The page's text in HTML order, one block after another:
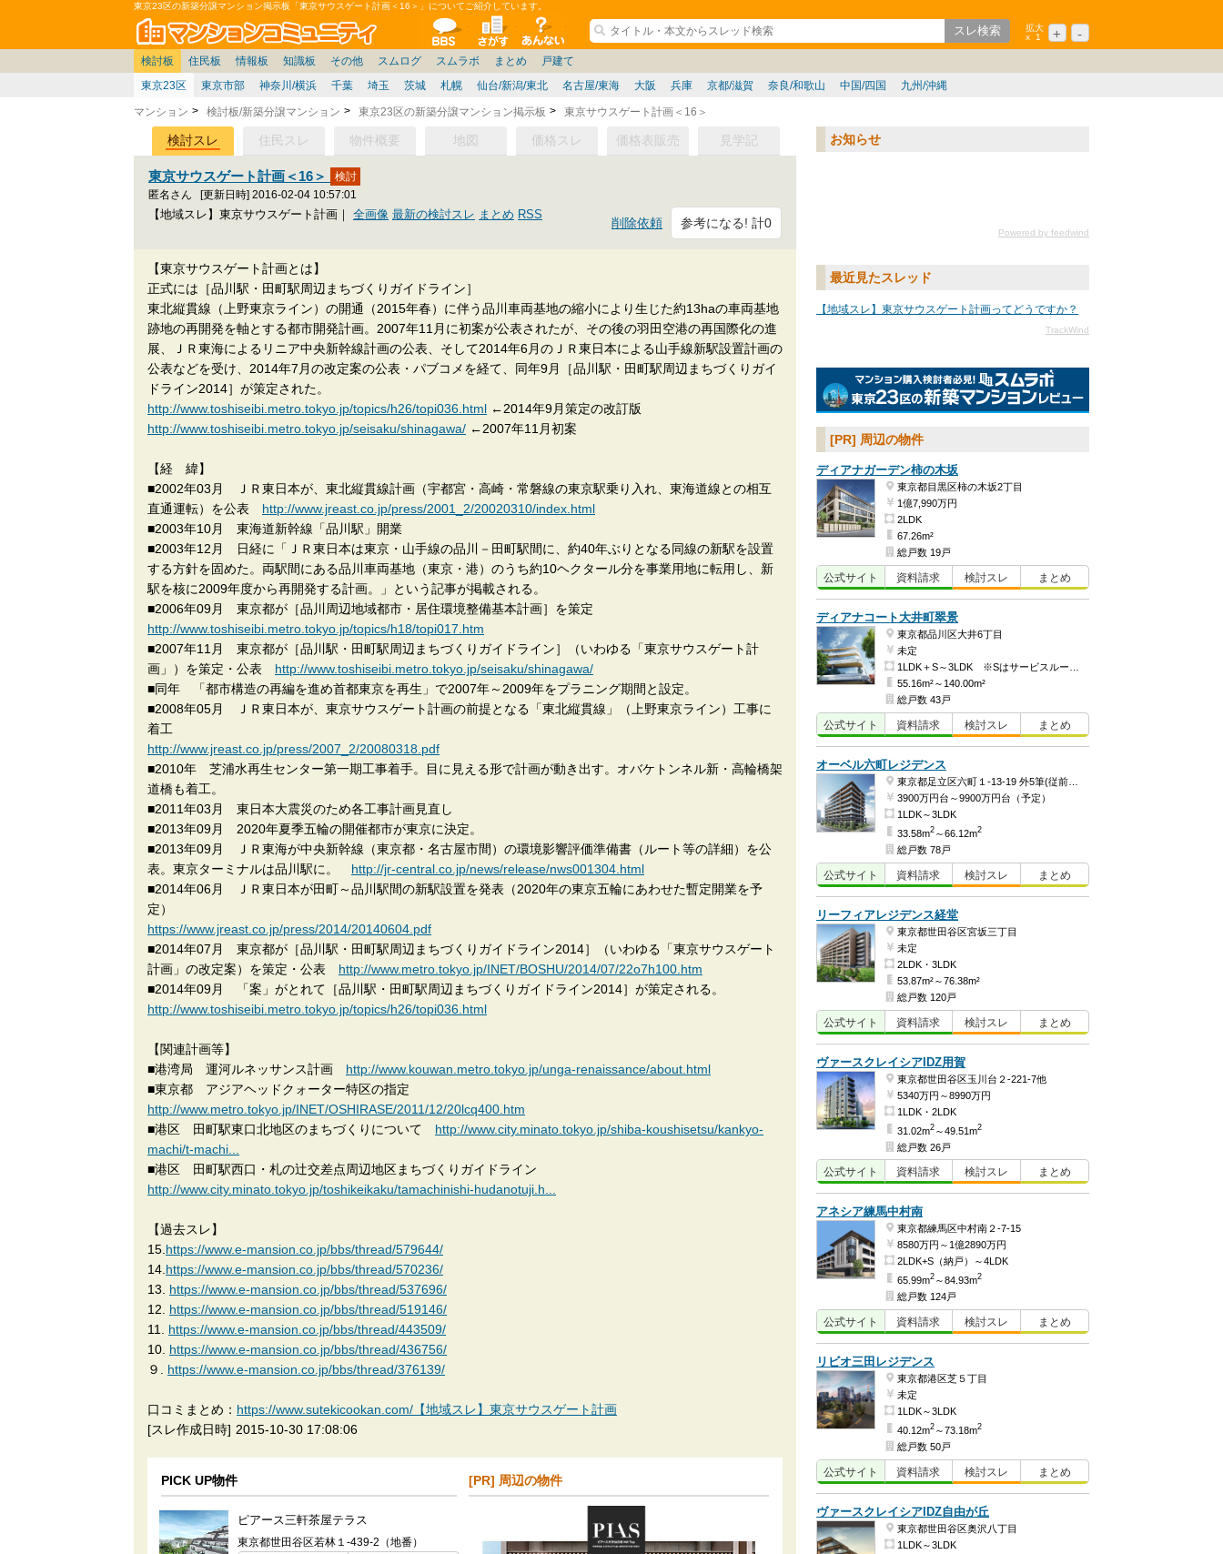
東京23区の新築分譲マンション掲示板「東京サウスゲート計画＜16＞」についてご紹介しています。
マンションコミュニティ
全掲示板 物件検索 サイトについて
拡大
x
1 + -
検討板
東京23区
東京市部 神奈川/横浜 千葉 埼玉 茨城 札幌 仙台/新潟/東北 名古屋/東海 大阪 兵庫 京都/滋賀 奈良/和歌山 中国/四国 九州/沖縄
住民板
東京 神奈川 埼玉/千葉/関東 札幌/東北/北陸/信越 名古屋/東海 大阪/兵庫/京都/関西
情報板
価格表 スムログ出張所 暮らしやすさ評価 見学記
知識板
住宅ローン デベ/ゼネコン マンション雑談 マンション質問 住宅質問 管理会社/組合
その他
雑談 賃貸 移住相談 リゾート 広告 バトル 家具 ニュース 個人取引 政治
スムログ
お便り返し 座談会/対談 ブロガーの本音 マンション管理 ノウハウ 東京都 神奈川県
スムラボ
関東 中部 近畿 北海道 東北 中国 九州 その他 まとめ
東京都 神奈川県 千葉県 埼玉県 愛知県 大阪府 兵庫県 福岡県 戸建て
注文住宅 建売住宅 戸建質問 住宅設備
マンション 検討板/新築分譲マンション 東京23区の新築分譲マンション掲示板 東京サウスゲート計画＜16＞
検討スレ 住民スレ 物件概要 地図 価格スレ 価格表販売 見学記
東京サウスゲート計画＜16＞
匿名さん [更新日時] 2016-02-04 10:57:01
削除依頼 参考になる! 計0
【地域スレ】東京サウスゲート計画｜ 全画像 最新の検討スレ まとめ RSS
【東京サウスゲート計画とは】
正式には［品川駅・田町駅周辺まちづくりガイドライン］
東北縦貫線（上野東京ライン）の開通（2015年春）に伴う品川車両基地の縮小により生じた約13haの車両基地
跡地の再開発を軸とする都市開発計画。2007年11月に初案が公表されたが、その後の羽田空港の再国際化の進
展、ＪＲ東海によるリニア中央新幹線計画の公表、そして2014年6月のＪＲ東日本による山手線新駅設置計画の
公表などを受け、2014年7月の改定案の公表・パブコメを経て、同年9月［品川駅・田町駅周辺まちづくりガイ
ドライン2014］が策定された。
http://www.toshiseibi.metro.tokyo.jp/topics/h26/topi036.html ←2014年9月策定の改訂版
http://www.toshiseibi.metro.tokyo.jp/seisaku/shinagawa/ ←2007年11月初案
【経 緯】
■2002年03月 ＪＲ東日本が、東北縦貫線計画（宇都宮・高崎・常磐線の東京駅乗り入れ、東海道線との相互
直通運転）を公表 http://www.jreast.co.jp/press/2001_2/20020310/index.html
■2003年10月 東海道新幹線「品川駅」開業
■2003年12月 日経に「ＪＲ東日本は東京・山手線の品川－田町駅間に、約40年ぶりとなる同線の新駅を設置
する方針を固めた。両駅間にある品川車両基地（東京・港）のうち約10ヘクタール分を事業用地に転用し、新
駅を核に2009年度から再開発する計画。」という記事が掲載される。
■2006年09月 東京都が［品川周辺地域都市・居住環境整備基本計画］を策定
http://www.toshiseibi.metro.tokyo.jp/topics/h18/topi017.htm
■2007年11月 東京都が［品川駅・田町駅周辺まちづくりガイドライン］（いわゆる「東京サウスゲート計
画」）を策定・公表 http://www.toshiseibi.metro.tokyo.jp/seisaku/shinagawa/
■同年 「都市構造の再編を進め首都東京を再生」で2007年～2009年をプラニング期間と設定。
■2008年05月 ＪＲ東日本が、東京サウスゲート計画の前提となる「東北縦貫線」（上野東京ライン）工事に
着工
http://www.jreast.co.jp/press/2007_2/20080318.pdf
■2010年 芝浦水再生センター第一期工事着手。目に見える形で計画が動き出す。オバケトンネル新・高輪橋架
道橋も着工。
■2011年03月 東日本大震災のため各工事計画見直し
■2013年09月 2020年夏季五輪の開催都市が東京に決定。
■2013年09月 ＪＲ東海が中央新幹線（東京都・名古屋市間）の環境影響評価準備書（ルート等の詳細）を公
表。東京ターミナルは品川駅に。 http://jr-central.co.jp/news/release/nws001304.html
■2014年06月 ＪＲ東日本が田町～品川駅間の新駅設置を発表（2020年の東京五輪にあわせた暫定開業を予
定）
https://www.jreast.co.jp/press/2014/20140604.pdf
■2014年07月 東京都が［品川駅・田町駅周辺まちづくりガイドライン2014］（いわゆる「東京サウスゲート
計画」の改定案）を策定・公表 http://www.metro.tokyo.jp/INET/BOSHU/2014/07/22o7h100.htm
■2014年09月 「案」がとれて［品川駅・田町駅周辺まちづくりガイドライン2014］が策定される。
http://www.toshiseibi.metro.tokyo.jp/topics/h26/topi036.html
【関連計画等】
■港湾局 運河ルネッサンス計画 http://www.kouwan.metro.tokyo.jp/unga-renaissance/about.html
■東京都 アジアヘッドクォーター特区の指定
http://www.metro.tokyo.jp/INET/OSHIRASE/2011/12/20lcq400.htm
■港区 田町駅東口北地区のまちづくりについて http://www.city.minato.tokyo.jp/shiba-koushisetsu/kankyo-
machi/t-machi...
■港区 田町駅西口・札の辻交差点周辺地区まちづくりガイドライン
http://www.city.minato.tokyo.jp/toshikeikaku/tamachinishi-hudanotuji.h...
【過去スレ】
15.https://www.e-mansion.co.jp/bbs/thread/579644/
14.https://www.e-mansion.co.jp/bbs/thread/570236/
13. https://www.e-mansion.co.jp/bbs/thread/537696/
12. https://www.e-mansion.co.jp/bbs/thread/519146/
11. https://www.e-mansion.co.jp/bbs/thread/443509/
10. https://www.e-mansion.co.jp/bbs/thread/436756/
９. https://www.e-mansion.co.jp/bbs/thread/376139/
口コミまとめ： https://www.sutekicookan.com/【地域スレ】東京サウスゲート計画
[スレ作成日時] 2015-10-30 17:08:06
PICK UP物件
ピアース三軒茶屋テラス
東京都世田谷区若林１-439-2（地番）
[PR] 周辺の物件
お知らせ
Powered by feedwind
最近見たスレッド
【地域スレ】東京サウスゲート計画ってどうですか？
TrackWind
[PR] 周辺の物件
ディアナガーデン柿の木坂
東京都目黒区柿の木坂2丁目
1億7,990万円
2LDK
67.26m²
総戸数 19戸
公式サイト 資料請求 検討スレ まとめ
ディアナコート大井町翠景
東京都品川区大井6丁目
未定
55.16m²～140.00m²
総戸数 43戸
公式サイト 資料請求 検討スレ まとめ
オーベル六町レジデンス
3900万円台～9900万円台（予定）
1LDK～3LDK
33.58m2 ～66.12m2
総戸数 78戸
公式サイト 資料請求 検討スレ まとめ
リーフィアレジデンス経堂
東京都世田谷区宮坂三丁目
未定
2LDK・3LDK
53.87m²～76.38m²
総戸数 120戸
公式サイト 資料請求 検討スレ まとめ
ヴァースクレイシアIDZ用賀
東京都世田谷区玉川台２-221-7他
5340万円～8990万円
1LDK・2LDK
31.02m2 ～49.51m2
総戸数 26戸
公式サイト 資料請求 検討スレ まとめ
アネシア練馬中村南
東京都練馬区中村南２-7-15
8580万円～1億2890万円
2LDK+S（納戸）～4LDK
65.99m2 ～84.93m2
総戸数 124戸
公式サイト 資料請求 検討スレ まとめ
リビオ三田レジデンス
東京都港区芝５丁目
未定
1LDK～3LDK
40.12m2 ～73.18m2
総戸数 50戸
公式サイト 資料請求 検討スレ まとめ
ヴァースクレイシアIDZ自由が丘
東京都世田谷区奥沢八丁目
1LDK～3LDK